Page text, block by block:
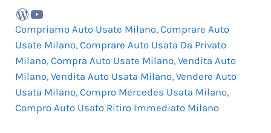
WordPress
YouTube
Compriamo Auto Usate Milano, Comprare Auto
Usate Milano, Comprare Auto Usata Da Privato
Milano, Compra Auto Usate Milano, Vendita Auto
Milano, Vendita Auto Usata Milano, Vendere Auto
Usata Milano, Compro Mercedes Usata Milano,
Compro Auto Usato Ritiro Immediato Milano